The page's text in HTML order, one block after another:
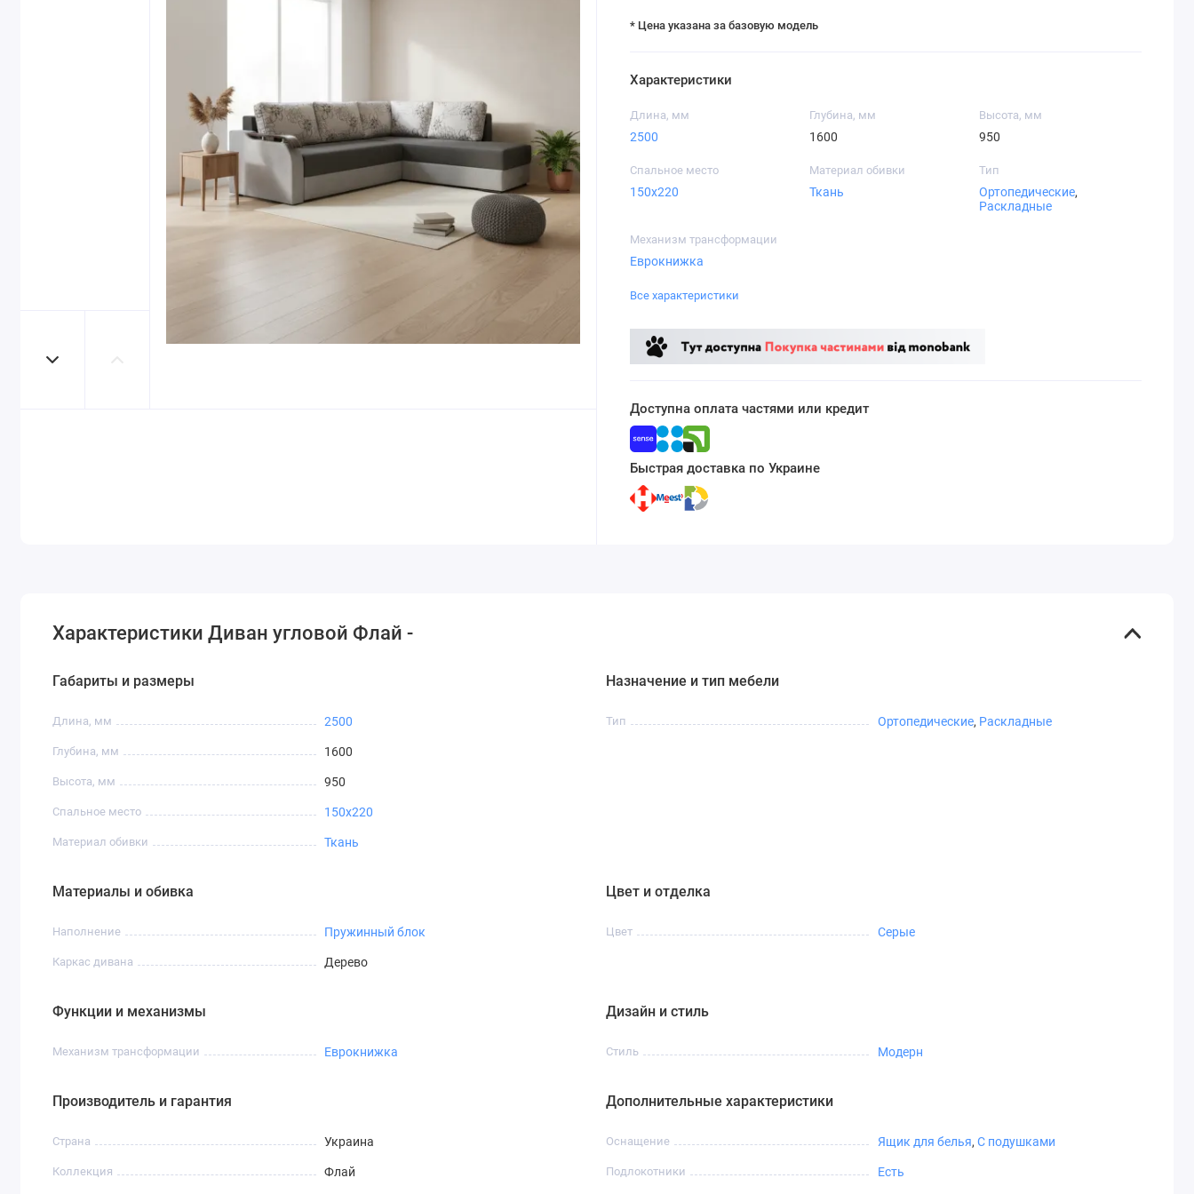
* Цена указана за базовую модель
Характеристики
Длина, мм
2500
Глубина, мм
1600
Высота, мм
950
Спальное место
150x220
Материал обивки
Ткань
Тип
Ортопедические,
Раскладные
Механизм трансформации
Еврокнижка
Все характеристики
Доступна оплата частями или кредит
Быстрая доставка по Украине
Характеристики Диван угловой Флай -
Габариты и размеры
Длина, мм 2500
Глубина, мм 1600
Высота, мм 950
Спальное место 150x220
Материал обивки Ткань
Назначение и тип мебели
Тип Ортопедические, Раскладные
Материалы и обивка
Наполнение Пружинный блок
Каркас дивана Дерево
Цвет и отделка
Цвет Серые
Функции и механизмы
Механизм трансформации Еврокнижка
Дизайн и стиль
Стиль Модерн
Производитель и гарантия
Страна Украина
Коллекция Флай
Дополнительные характеристики
Оснащение Ящик для белья, С подушками
Подлокотники Есть